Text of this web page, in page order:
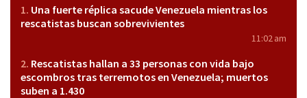
Una fuerte réplica sacude Venezuela mientras los
rescatistas buscan sobrevivientes
11:02 am
Rescatistas hallan a 33 personas con vida bajo
escombros tras terremotos en Venezuela; muertos
suben a 1.430